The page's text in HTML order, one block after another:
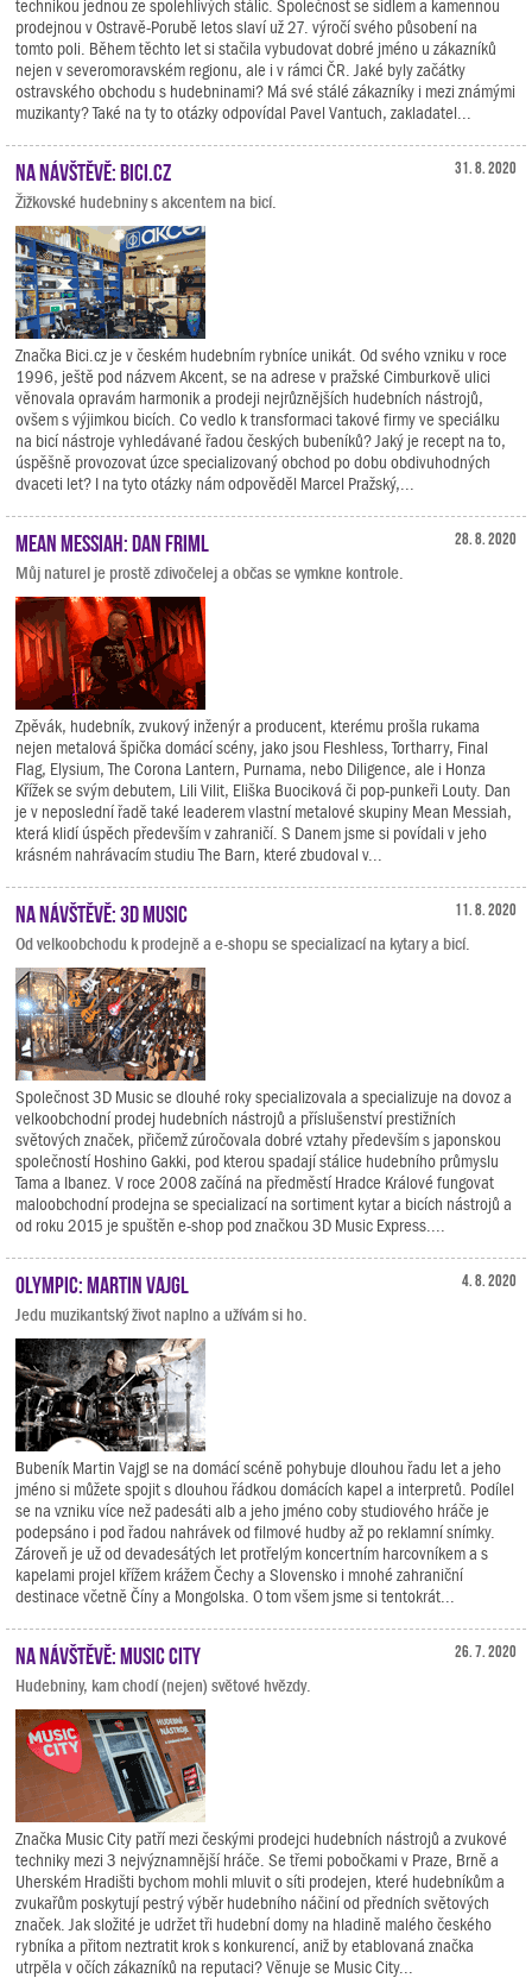
technikou jednou ze spolehlivých stálic. Společnost se sídlem a kamennou
prodejnou v Ostravě-Porubě letos slaví už 27. výročí svého působení na
tomto poli. Během těchto let si stačila vybudovat dobré jméno u zákazníků
nejen v severomoravském regionu, ale i v rámci ČR. Jaké byly začátky
ostravského obchodu s hudebninami? Má své stálé zákazníky i mezi známými
muzikanty? Také na ty to otázky odpovídal Pavel Vantuch, zakladatel...
31. 8. 2020
Na návštěvě: Bici.cz
Žižkovské hudebniny s akcentem na bicí.
Značka Bici.cz je v českém hudebním rybníce unikát. Od svého vzniku v roce
1996, ještě pod názvem Akcent, se na adrese v pražské Cimburkově ulici
věnovala opravám harmonik a prodeji nejrůznějších hudebních nástrojů,
ovšem s výjimkou bicích. Co vedlo k transformaci takové firmy ve speciálku
na bicí nástroje vyhledávané řadou českých bubeníků? Jaký je recept na to,
úspěšně provozovat úzce specializovaný obchod po dobu obdivuhodných
dvaceti let? I na tyto otázky nám odpověděl Marcel Pražský,...
28. 8. 2020
Mean Messiah: Dan Friml
Můj naturel je prostě zdivočelej a občas se vymkne kontrole.
Zpěvák, hudebník, zvukový inženýr a producent, kterému prošla rukama
nejen metalová špička domácí scény, jako jsou Fleshless, Tortharry, Final
Flag, Elysium, The Corona Lantern, Purnama, nebo Diligence, ale i Honza
Křížek se svým debutem, Lili Vilit, Eliška Buociková či pop-punkeři Louty. Dan
je v neposlední řadě také leaderem vlastní metalové skupiny Mean Messiah,
která klidí úspěch především v zahraničí. S Danem jsme si povídali v jeho
krásném nahrávacím studiu The Barn, které zbudoval v...
11. 8. 2020
Na návštěvě: 3D Music
Od velkoobchodu k prodejně a e-shopu se specializací na kytary a bicí.
Společnost 3D Music se dlouhé roky specializovala a specializuje na dovoz a
velkoobchodní prodej hudebních nástrojů a příslušenství prestižních
světových značek, přičemž zúročovala dobré vztahy především s japonskou
společností Hoshino Gakki, pod kterou spadají stálice hudebního průmyslu
Tama a Ibanez. V roce 2008 začíná na předměstí Hradce Králové fungovat
maloobchodní prodejna se specializací na sortiment kytar a bicích nástrojů a
od roku 2015 je spuštěn e-shop pod značkou 3D Music Express....
4. 8. 2020
Olympic: Martin Vajgl
Jedu muzikantský život naplno a užívám si ho.
Bubeník Martin Vajgl se na domácí scéně pohybuje dlouhou řadu let a jeho
jméno si můžete spojit s dlouhou řádkou domácích kapel a interpretů. Podílel
se na vzniku více než padesáti alb a jeho jméno coby studiového hráče je
podepsáno i pod řadou nahrávek od filmové hudby až po reklamní snímky.
Zároveň je už od devadesátých let protřelým koncertním harcovníkem a s
kapelami projel křížem krážem Čechy a Slovensko i mnohé zahraniční
destinace včetně Číny a Mongolska. O tom všem jsme si tentokrát...
26. 7. 2020
Na návštěvě: Music City
Hudebniny, kam chodí (nejen) světové hvězdy.
Značka Music City patří mezi českými prodejci hudebních nástrojů a zvukové
techniky mezi 3 nejvýznamnější hráče. Se třemi pobočkami v Praze, Brně a
Uherském Hradišti bychom mohli mluvit o síti prodejen, které hudebníkům a
zvukařům poskytují pestrý výběr hudebního náčiní od předních světových
značek. Jak složité je udržet tři hudební domy na hladině malého českého
rybníka a přitom neztratit krok s konkurencí, aniž by etablovaná značka
utrpěla v očích zákazníků na reputaci? Věnuje se Music City...